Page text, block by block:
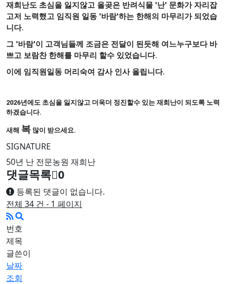
재희난도 초심을 잃지않고 올곶은 반려식물 '난' 문화가 자리잡
고저 노력했고 임직원 일동 '바람'하는 한해의 마무리가 되었습
니다.
그 '바람'이 고객님들께 조금은 전달이 된듯해 여느누구보다 바
쁘고 보람찬 한해를 마무리 할수 있었습니다.
이에 임직원일동 머리숙여 감사 인사 올립니다.
2026년에도 초심을 잃지않고 더욱더 정진할수 있는 재희난이 되도록 노력
하겠습니다.
새해 복 많이 받으세요.
SIGNATURE
50년 난 전문농원 재희난
댓글목록 0
등록된 댓글이 없습니다.
전체 34 건 - 1 페이지
번호
제목
글쓴이
날짜
조회